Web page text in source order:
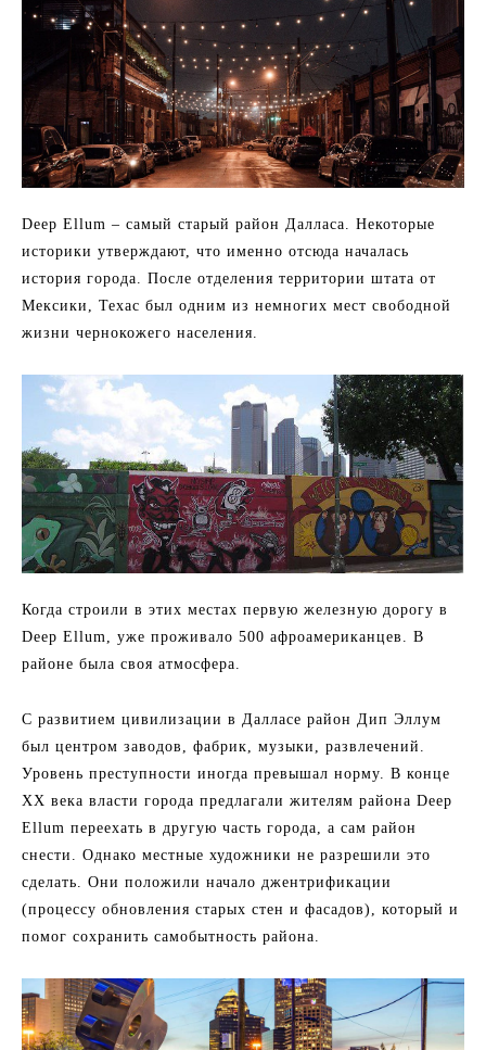
Deep Ellum – самый старый район Далласа. Некоторые
историки утверждают, что именно отсюда началась
история города. После отделения территории штата от
Мексики, Техас был одним из немногих мест свободной
жизни чернокожего населения.
Когда строили в этих местах первую железную дорогу в
Deep Ellum, уже проживало 500 афроамериканцев. В
районе была своя атмосфера.
С развитием цивилизации в Далласе район Дип Эллум
был центром заводов, фабрик, музыки, развлечений.
Уровень преступности иногда превышал норму. В конце
ХХ века власти города предлагали жителям района Deep
Ellum переехать в другую часть города, а сам район
снести. Однако местные художники не разрешили это
сделать. Они положили начало джентрификации
(процессу обновления старых стен и фасадов), который и
помог сохранить самобытность района.